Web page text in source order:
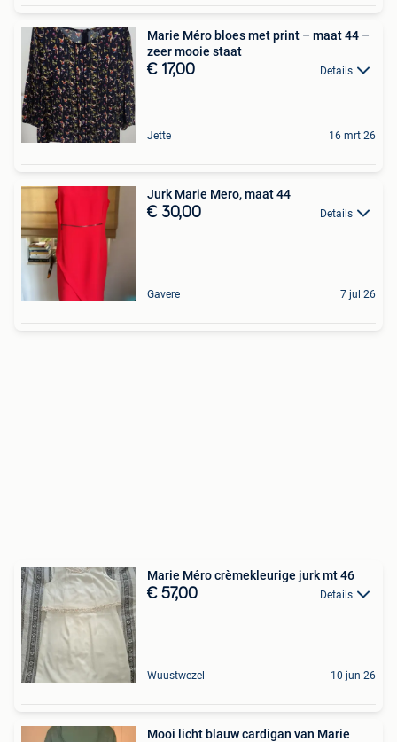
Marie Méro bloes met print – maat 44 –
zeer mooie staat
€ 17,00 Details
Jette 16 mrt 26
Jurk Marie Mero, maat 44
€ 30,00 Details
Gavere 7 jul 26
Marie Méro crèmekleurige jurk mt 46
€ 57,00 Details
Wuustwezel 10 jun 26
Mooi licht blauw cardigan van Marie